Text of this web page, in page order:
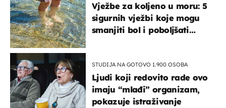
Vježbe za koljeno u moru: 5
sigurnih vježbi koje mogu
smanjiti bol i poboljšati
STUDIJA NA GOTOVO 1.900 OSOBA
Ljudi koji redovito rade ovo
imaju “mlađi” organizam,
pokazuje istraživanje